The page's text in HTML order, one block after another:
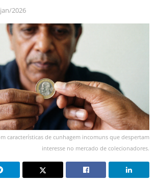
2026
características de cunhagem incomuns que despertam
interesse no mercado de colecionadores.